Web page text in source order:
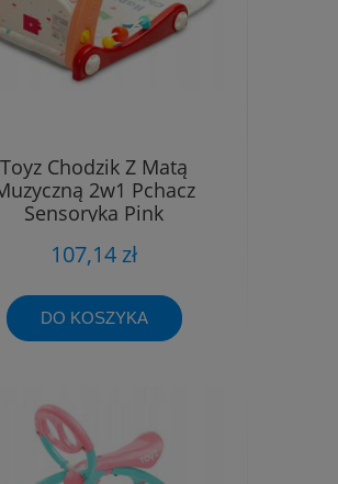
Toyz Chodzik Z Matą
2w1 Pchacz
Sensoryka Pink
107,14 zł
DO KOSZYKA